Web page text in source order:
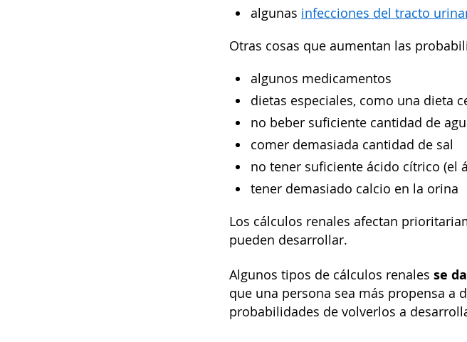
algunas infecciones del tracto
Otras cosas que aumentan las
algunos medicamentos
dietas especiales, como una dieta
no beber suficiente cantidad de
comer demasiada cantidad de sal
no tener suficiente ácido cítrico (el
tener demasiado calcio en la orina
Los cálculos renales afectan
pueden desarrollar.
Algunos tipos de cálculos renales se
que una persona sea más propensa a
probabilidades de volverlos a